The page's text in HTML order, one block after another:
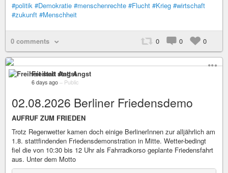
#politik #Demokratie #menschenrechte #Flucht #Krieg #wirtschaft
#zukunft #Menschheit
0 comments 0 0 0
Freiheit statt Angst
6 days ago – Public
02.08.2026 Berliner Friedensdemo
AUFRUF ZUM FRIEDEN
Trotz Regenwetter kamen doch einige BerlinerInnen zur alljährlich am
1.8. stattfindenden Friedensdemonstration in Mitte. Wetter-bedingt
fiel die von 10:30 bis 12 Uhr als Fahrradkorso geplante Friedensfahrt
aus. Unter dem Motto